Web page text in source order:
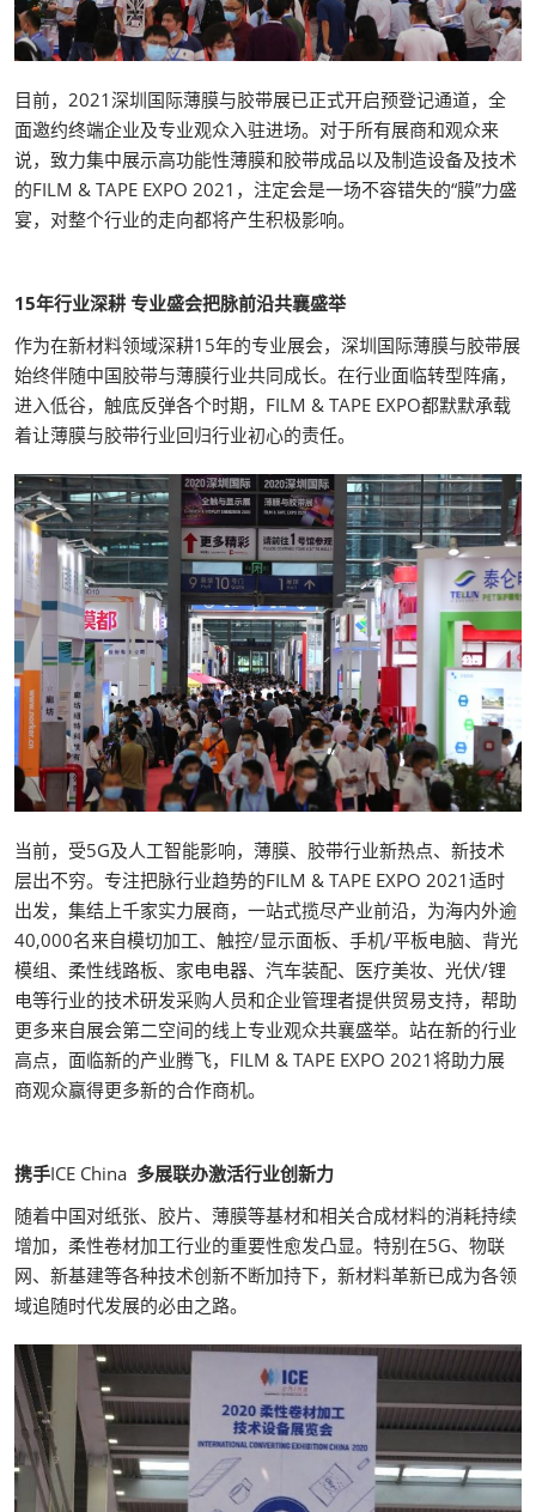
目前，2021深圳国际薄膜与胶带展已正式开启预登记通道，全
面邀约终端企业及专业观众入驻进场。对于所有展商和观众来
说，致力集中展示高功能性薄膜和胶带成品以及制造设备及技术
的FILM & TAPE EXPO 2021，注定会是一场不容错失的“膜”力盛
宴，对整个行业的走向都将产生积极影响。
15年行业深耕 专业盛会把脉前沿共襄盛举
作为在新材料领域深耕15年的专业展会，深圳国际薄膜与胶带展
始终伴随中国胶带与薄膜行业共同成长。在行业面临转型阵痛，
进入低谷，触底反弹各个时期，FILM & TAPE EXPO都默默承载
着让薄膜与胶带行业回归行业初心的责任。
当前，受5G及人工智能影响，薄膜、胶带行业新热点、新技术
层出不穷。专注把脉行业趋势的FILM & TAPE EXPO 2021适时
出发，集结上千家实力展商，一站式揽尽产业前沿，为海内外逾
40,000名来自模切加工、触控/显示面板、手机/平板电脑、背光
模组、柔性线路板、家电电器、汽车装配、医疗美妆、光伏/锂
电等行业的技术研发采购人员和企业管理者提供贸易支持，帮助
更多来自展会第二空间的线上专业观众共襄盛举。站在新的行业
高点，面临新的产业腾飞，FILM & TAPE EXPO 2021将助力展
商观众赢得更多新的合作商机。
携手ICE China 多展联办激活行业创新力
随着中国对纸张、胶片、薄膜等基材和相关合成材料的消耗持续
增加，柔性卷材加工行业的重要性愈发凸显。特别在5G、物联
网、新基建等各种技术创新不断加持下，新材料革新已成为各领
域追随时代发展的必由之路。